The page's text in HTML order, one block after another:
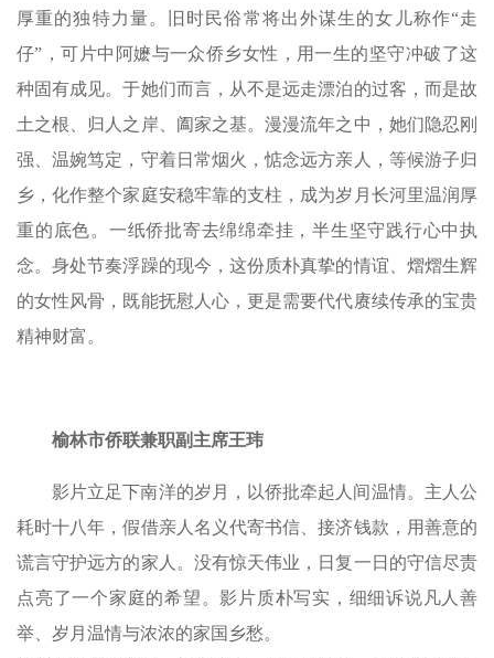
厚重的独特力量。旧时民俗常将出外谋生的女儿称作“走
仔”，可片中阿嬷与一众侨乡女性，用一生的坚守冲破了这
种固有成见。于她们而言，从不是远走漂泊的过客，而是故
土之根、归人之岸、阖家之基。漫漫流年之中，她们隐忍刚
强、温婉笃定，守着日常烟火，惦念远方亲人，等候游子归
乡，化作整个家庭安稳牢靠的支柱，成为岁月长河里温润厚
重的底色。一纸侨批寄去绵绵牵挂，半生坚守践行心中执
念。身处节奏浮躁的现今，这份质朴真挚的情谊、熠熠生辉
的女性风骨，既能抚慰人心，更是需要代代赓续传承的宝贵
精神财富。
榆林市侨联兼职副主席王玮
影片立足下南洋的岁月，以侨批牵起人间温情。主人公
耗时十八年，假借亲人名义代寄书信、接济钱款，用善意的
谎言守护远方的家人。没有惊天伟业，日复一日的守信尽责
点亮了一个家庭的希望。影片质朴写实，细细诉说凡人善
举、岁月温情与浓浓的家国乡愁。